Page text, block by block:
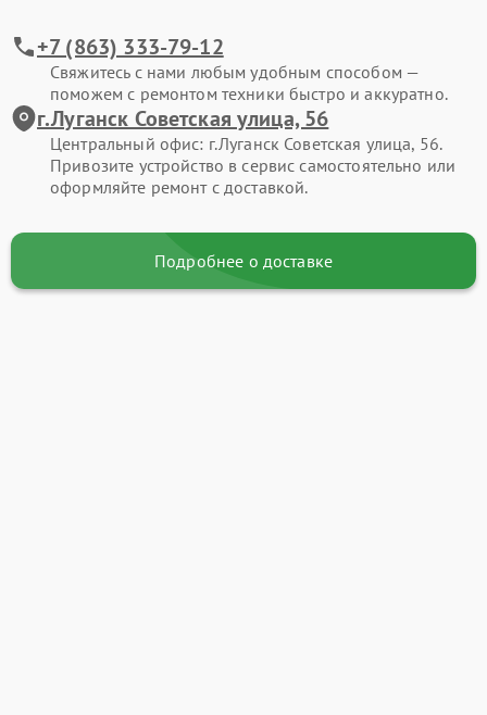
+7 (863) 333-79-12
Свяжитесь с нами любым удобным способом —
поможем с ремонтом техники быстро и аккуратно.
г.Луганск Советская улица, 56
Центральный офис: г.Луганск Советская улица, 56.
Привозите устройство в сервис самостоятельно или
оформляйте ремонт с доставкой.
Подробнее о доставке